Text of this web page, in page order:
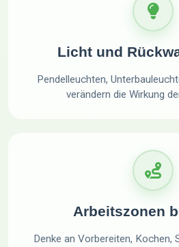
Licht und
Pendelleuchten,
verändern die Wirkung
Arbeitszonen
Denke an Vorbereiten, Kochen,